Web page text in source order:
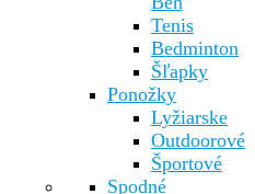
Tenis
Bedminton
Šľapky
Ponožky
Lyžiarske
Outdoorové
Športové
Spodné